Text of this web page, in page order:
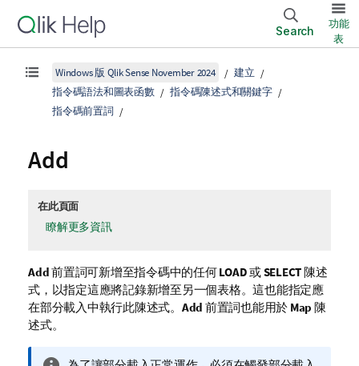
Search
功能
表
Windows 版 Qlik Sense November 2024
建立
指令碼語法和圖表函數
指令碼陳述式和關鍵字
指令碼前置詞
Add
在此頁面
瞭解更多資訊
Add前置詞可新增至指令碼中的任何LOAD或SELECT陳述
式，以指定這應將記錄新增至另一個表格。這也能指定應
在部分載入中執行此陳述式。 Add 前置詞也能用於 Map 陳
述式。